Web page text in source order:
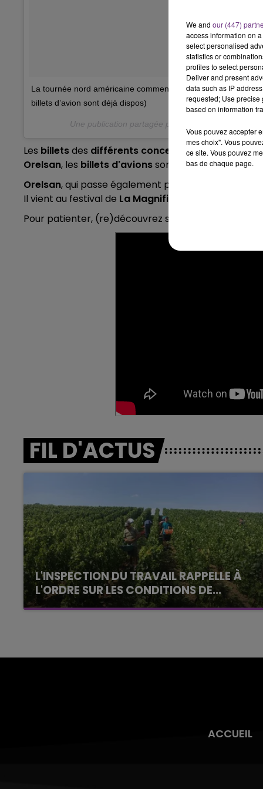
La tournée nord américaine commence en septembre et les
billets d’avion sont déjà dispos)
Une publication partagée par
Les billetsdes différents concerts seront en
Orelsan, les billets d'avionssont déjàdisponibles
Orelsan, qui passe également par
Il vient au festival de La Magnifique Society
Pour patienter, (re)découvrez son
FIL D'ACTUS
L'INSPECTION DU TRAVAIL RAPPELLE À
L'ORDRE SUR LES CONDITIONS DE...
Alors que les dates de début des vendange
LE TICKET DE CAISSE
ACCUEIL
We and our (447)
access information on
select personalised
statistics or
profiles to select
Deliver and present
data such as IP
requested; Use precise
based on information
Vous pouvez accepter
mes choix". Vous
ce site. Vous pouvez
bas de chaque page.